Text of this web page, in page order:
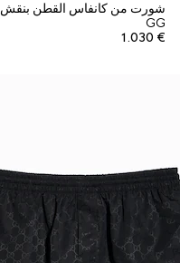
شورت من كانفاس القطن بنقش
GG
€ 1.030